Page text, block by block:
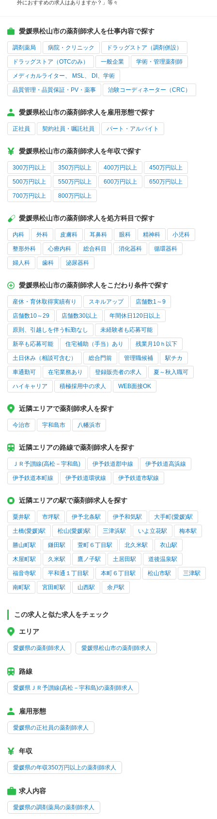
外におすすめの求人はありますか？」等々
愛媛県松山市の薬剤師求人を仕事内容で探す
調剤薬局 病院・クリニック ドラッグストア（調剤併設）
ドラッグストア（OTCのみ） 一般企業 学術・管理薬剤師
メディカルライター、 MSL、 DI、学術
品質管理・品質保証・PV・薬事 治験コーディネーター（CRC）
愛媛県松山市の薬剤師求人を雇用形態で探す
正社員 契約社員・嘱託社員 パート・アルバイト
愛媛県松山市の薬剤師求人を年収で探す
300万円以上 350万円以上 400万円以上 450万円以上
500万円以上 550万円以上 600万円以上 650万円以上
700万円以上 800万円以上
愛媛県松山市の薬剤師求人を処方科目で探す
内科 外科 皮膚科 耳鼻科 眼科 精神科 小児科
整形外科 心療内科 総合科目 消化器科 循環器科
婦人科 歯科 泌尿器科
愛媛県松山市の薬剤師求人をこだわり条件で探す
産休・育休取得実績有り スキルアップ 店舗数1～9
店舗数10～29 店舗数30以上 年間休日120日以上
原則、引越しを伴う転勤なし 未経験者も応募可能
新卒も応募可能 住宅補助（手当）あり 残業月10ｈ以下
土日休み（相談可含む） 総合門前 管理職候補 駅チカ
車通勤可 在宅業務あり 登録販売者の求人 夏～秋入職可
ハイキャリア 積極採用中の求人 WEB面接OK
近隣エリアで薬剤師求人を探す
今治市 宇和島市 八幡浜市
近隣エリアの路線で薬剤師求人を探す
ＪＲ予讃線(高松－宇和島) 伊予鉄道郡中線 伊予鉄道高浜線
伊予鉄道本町線 伊予鉄道環状線 伊予鉄道市駅線
近隣エリアの駅で薬剤師求人を探す
粟井駅 市坪駅 伊予北条駅 伊予和気駅 大手町(愛媛)駅
土橋(愛媛)駅 松山(愛媛)駅 三津浜駅 いよ立花駅 梅本駅
勝山町駅 鎌田駅 萱町６丁目駅 北久米駅 衣山駅
木屋町駅 久米駅 鷹ノ子駅 土居田駅 道後温泉駅
福音寺駅 平和通１丁目駅 本町６丁目駅 松山市駅 三津駅
南町駅 宮田町駅 山西駅 余戸駅
この求人と似た求人をチェック
エリア
愛媛県の薬剤師求人 愛媛県松山市の薬剤師求人
路線
愛媛県ＪＲ予讃線(高松－宇和島)の薬剤師求人
雇用形態
愛媛県の正社員の薬剤師求人
年収
愛媛県の年収350万円以上の薬剤師求人
求人内容
愛媛県の調剤薬局の薬剤師求人